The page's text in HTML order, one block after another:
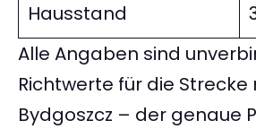
Hausstand
Alle Angaben sind
Richtwerte für die Strecke
Bydgoszcz – der genaue